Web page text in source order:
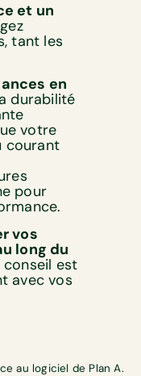
et un
tant les
en
durabilité
votre
courant
pour
vos
long du
est
avec vos
au logiciel de Plan A.